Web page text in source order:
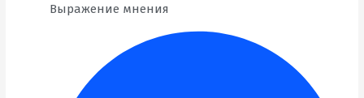
Выражение мнения